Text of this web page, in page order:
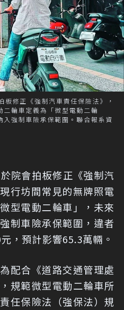
修正《強制汽車責任保險法》，
輪車定義為「微型電動二輪
強制車險承保範圍。聯合報系資
院會拍板修正《強制汽
行坊間常見的無牌照電
型電動二輪車」，未來
制車險承保範圍，違者
，預計影響65.3萬輛。
配合《道路交通管理處
規範微型電動二輪車所
任保險法（強保法）規